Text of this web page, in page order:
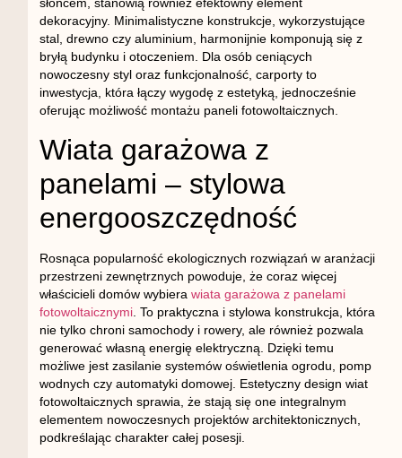
słońcem, stanowią również efektowny element
dekoracyjny. Minimalistyczne konstrukcje, wykorzystujące
stal, drewno czy aluminium, harmonijnie komponują się z
bryłą budynku i otoczeniem. Dla osób ceniących
nowoczesny styl oraz funkcjonalność, carporty to
inwestycja, która łączy wygodę z estetyką, jednocześnie
oferując możliwość montażu paneli fotowoltaicznych.
Wiata garażowa z
panelami – stylowa
energooszczędność
Rosnąca popularność ekologicznych rozwiązań w aranżacji
przestrzeni zewnętrznych powoduje, że coraz więcej
właścicieli domów wybiera wiata garażowa z panelami
fotowoltaicznymi. To praktyczna i stylowa konstrukcja, która
nie tylko chroni samochody i rowery, ale również pozwala
generować własną energię elektryczną. Dzięki temu
możliwe jest zasilanie systemów oświetlenia ogrodu, pomp
wodnych czy automatyki domowej. Estetyczny design wiat
fotowoltaicznych sprawia, że stają się one integralnym
elementem nowoczesnych projektów architektonicznych,
podkreślając charakter całej posesji.